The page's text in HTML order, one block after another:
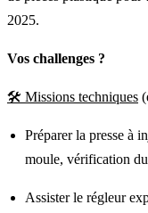
2025.
Vos challenges ?
🛠 Missions techniques
Préparer la presse à
moule, vérification
Assister le régleur